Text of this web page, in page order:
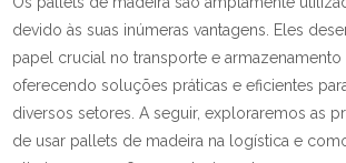
devido às suas inúmeras vantagens. Eles
papel crucial no transporte e armazenamento
oferecendo soluções práticas e eficientes
diversos setores. A seguir, exploraremos as
de usar pallets de madeira na logística e